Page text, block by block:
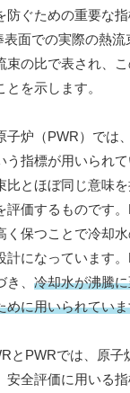
ぐための重要な指
面での実際の熱流
束の比で表され、
を示します。
子炉（PWR）では
う指標が用いられ
比とほぼ同じ意味
評価するものです
く保つことで冷却
計になっています。
、 冷却水が沸騰
めに用いられてい
とPWRでは、原子
安全評価に用いる